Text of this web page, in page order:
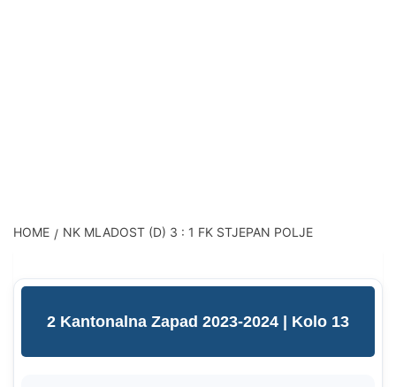
HOME NK MLADOST (D) 3 : 1 FK STJEPAN POLJE
2 Kantonalna Zapad 2023-2024 | Kolo 13